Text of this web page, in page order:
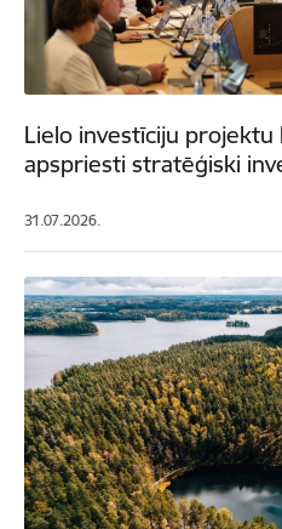
Lielo investīciju
apspriesti stratēģiski
31.07.2026.